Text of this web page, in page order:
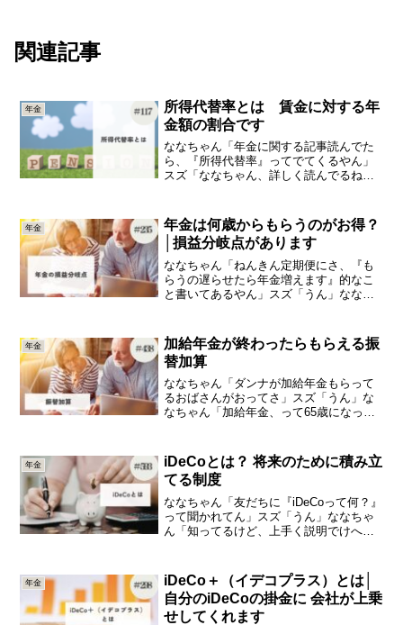
関連記事
年金
所得代替率とは 賃金に対する年
金額の割合です
ななちゃん「年金に関する記事読んでた
ら、『所得代替率』ってでてくるやん」
スズ「ななちゃん、詳しく読んでるねん
ん」ななちゃん「所得代替率が60％と
か、将来50％とか書いて...
年金
年金は何歳からもらうのがお得？
│損益分岐点があります
ななちゃん「ねんきん定期便にさ、『も
らうの遅らせたら年金増えます』的なこ
と書いてあるやん」スズ「うん」ななち
「（笑）」ななちゃん「でも長生きした
ら『遅らせといたらよかった』...
年金
加給年金が終わったらもらえる振
替加算
ななちゃん「ダンナが加給年金もらって
るおばさんがおってさ」スズ「うん」な
なちゃん「加給年金、って65歳になった
らずっともらえると思ってたって言って
るよ」スズ「（笑）」今...
年金
iDeCoとは？ 将来のために積み立
てる制度
ななちゃん「友だちに『iDeCoって何？』
って聞かれてん」スズ「うん」ななちゃ
ん「知ってるけど、上手く説明でけへん
ゃうかった？」スズ「全然ちゃうやん」
今日は、「iDeC...
年金
iDeCo＋（イデコプラス）とは│
自分のiDeCoの掛金に 会社が上乗
せしてくれます